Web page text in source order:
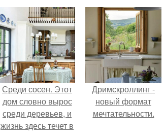
Среди сосен. Этот
дом словно вырос
среди деревьев, и
жизнь здесь течет в
Дримскроллинг -
новый формат
мечтательности.